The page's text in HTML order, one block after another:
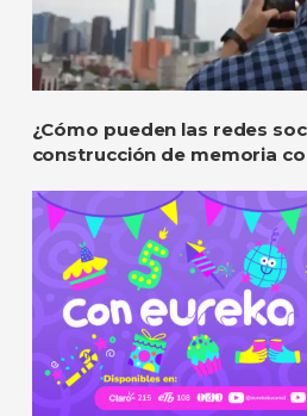
¿Cómo pueden las redes
construcción de memoria